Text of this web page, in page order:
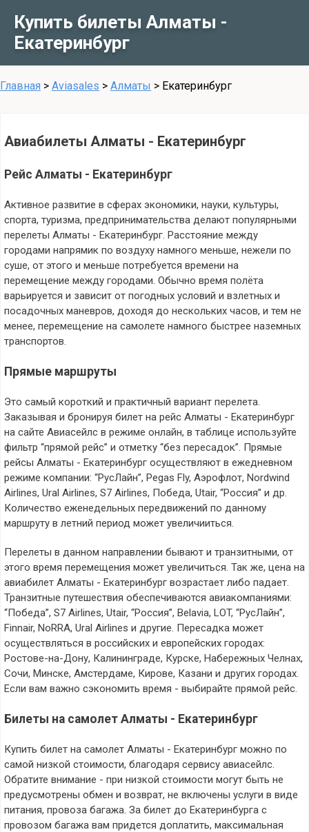
Купить билеты Алматы -
Екатеринбург
Главная > Aviasales > Алматы > Екатеринбург
Авиабилеты Алматы - Екатеринбург
Рейс Алматы - Екатеринбург
Активное развитие в сферах экономики, науки, культуры,
спорта, туризма, предпринимательства делают популярными
перелеты Алматы - Екатеринбург. Расстояние между
городами напрямик по воздуху намного меньше, нежели по
суше, от этого и меньше потребуется времени на
перемещение между городами. Обычно время полёта
варьируется и зависит от погодных условий и взлетных и
посадочных маневров, доходя до нескольких часов, и тем не
менее, перемещение на самолете намного быстрее наземных
транспортов.
Прямые маршруты
Это самый короткий и практичный вариант перелета.
Заказывая и бронируя билет на рейс Алматы - Екатеринбург
на сайте Авиасейлс в режиме онлайн, в таблице используйте
фильтр “прямой рейс” и отметку “без пересадок”. Прямые
рейсы Алматы - Екатеринбург осуществляют в ежедневном
режиме компании: “РусЛайн”, Pegas Fly, Аэрофлот, Nordwind
Airlines, Ural Airlines, S7 Airlines, Победа, Utair, “Россия” и др.
Количество еженедельных передвижений по данному
маршруту в летний период может увеличииться.
Перелеты в данном направлении бывают и транзитными, от
этого время перемещения может увеличиться. Так же, цена на
авиабилет Алматы - Екатеринбург возрастает либо падает.
Транзитные путешествия обеспечиваются авиакомпаниями:
“Победа”, S7 Airlines, Utair, “Россия”, Belavia, LOT, “РусЛайн”,
Finnair, NoRRA, Ural Airlines и другие. Пересадка может
осуществляться в российских и европейских городах:
Ростове-на-Дону, Калининграде, Курске, Набережных Челнах,
Сочи, Минске, Амстердаме, Кирове, Казани и других городах.
Если вам важно сэкономить время - выбирайте прямой рейс.
Билеты на самолет Алматы - Екатеринбург
Купить билет на самолет Алматы - Екатеринбург можно по
самой низкой стоимости, благодаря сервису авиасейлс.
Обратите внимание - при низкой стоимости могут быть не
предусмотрены обмен и возврат, не включены услуги в виде
питания, провоза багажа. За билет до Екатеринбурга с
провозом багажа вам придется доплатить, максимальная